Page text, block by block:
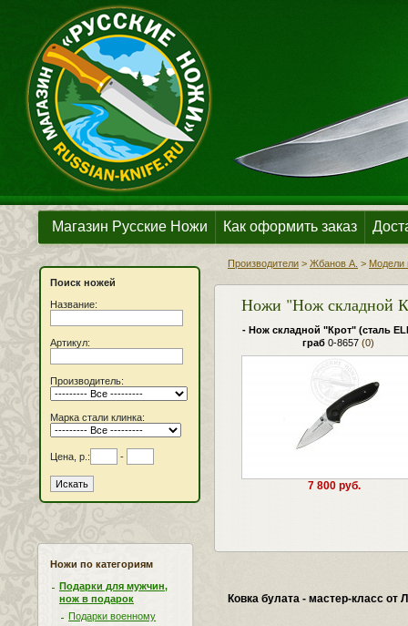
Магазин Русские Ножи Как оформить заказ
Поиск ножей
Название:
Артикул:
Производитель:
Марка стали клинка:
Цена, р.: -
Ножи по категориям
Подарки для мужчин,
нож в подарок
Подарки военному
Производители > Жбанов А. > Модели
Ножи "Нож складной
- Нож складной "Крот" (сталь
граб0-8657(0)
7 800 руб.
Ковка булата - мастер-класс от